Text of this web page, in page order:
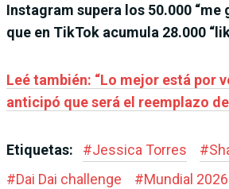
Instagram supera los 50.000 “me
que en TikTok acumula 28.000
Leé también: “Lo mejor está por
anticipó que será el reemplazo
Etiquetas: #Jessica Torres #
#Dai Dai challenge #Mundial 2026